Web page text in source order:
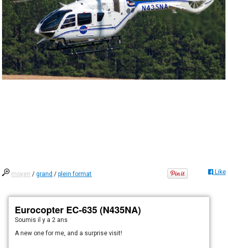
moyen /grand /plein format Like
Eurocopter EC-635 (N435NA)
Soumisil y a 2 ans
A new one for me, and a surprise visit!